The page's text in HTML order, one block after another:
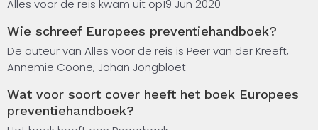
De meeste studies die in het handboek beschreven
worden, komen vanuit het werkveld van drugproblemen
zijn echter ook bruikbaar op het bredere terrein van
preventie. Hogeschool Gent stond aan de leiding van het
Alles voor de reis kwam uit op19 Jun 2020
Wie schreef Europees preventiehandboek?
De auteur van Alles voor de reis is Peer van der Kreeft,
Annemie Coone, Johan Jongbloet
Wat voor soort cover heeft het boek Europees
preventiehandboek?